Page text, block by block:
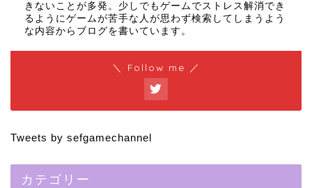
きないことが多発。少しでもゲームでストレス解消でき
るようにゲームが苦手な人が思わず検索してしまうよう
な内容からブログを書いています。
＼ Follow me ／
Tweets by sefgamechannel
カテゴリー